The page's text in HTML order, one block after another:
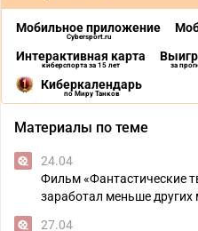
Мобильное приложение
Cybersport.ru
Интерактивная карта
киберспорта за 15 лет за
Киберкалендарь
по Миру Танков
Материалы по теме
24.04
Фильм «Фантастические
заработал меньше
27.04